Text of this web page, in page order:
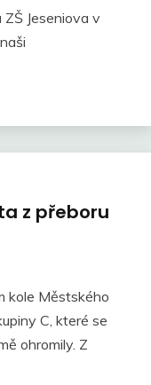
Jeseniova v
z přeboru
kole Městského
C, které se
ohromily. Z